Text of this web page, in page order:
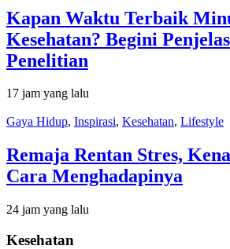
Kapan Waktu Terbaik
Kesehatan? Begini
Penelitian
17 jam yang lalu
Gaya Hidup, Inspirasi, Kesehatan, Lifestyle
Remaja Rentan Stres,
Cara Menghadapinya
24 jam yang lalu
Kesehatan